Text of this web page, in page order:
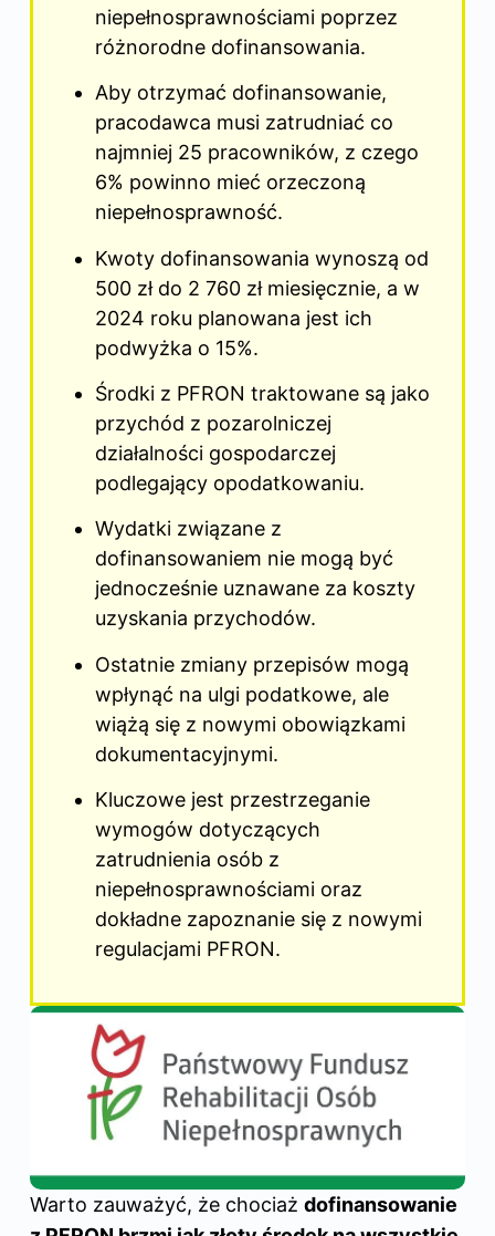
niepełnosprawnościami poprzez
różnorodne dofinansowania.
Aby otrzymać dofinansowanie,
pracodawca musi zatrudniać co
najmniej 25 pracowników, z czego
6% powinno mieć orzeczoną
niepełnosprawność.
Kwoty dofinansowania wynoszą od
500 zł do 2 760 zł miesięcznie, a w
2024 roku planowana jest ich
podwyżka o 15%.
Środki z PFRON traktowane są jako
przychód z pozarolniczej
działalności gospodarczej
podlegający opodatkowaniu.
Wydatki związane z
dofinansowaniem nie mogą być
jednocześnie uznawane za koszty
uzyskania przychodów.
Ostatnie zmiany przepisów mogą
wpłynąć na ulgi podatkowe, ale
wiążą się z nowymi obowiązkami
dokumentacyjnymi.
Kluczowe jest przestrzeganie
wymogów dotyczących
zatrudnienia osób z
niepełnosprawnościami oraz
dokładne zapoznanie się z nowymi
regulacjami PFRON.
Warto zauważyć, że chociaż dofinansowanie